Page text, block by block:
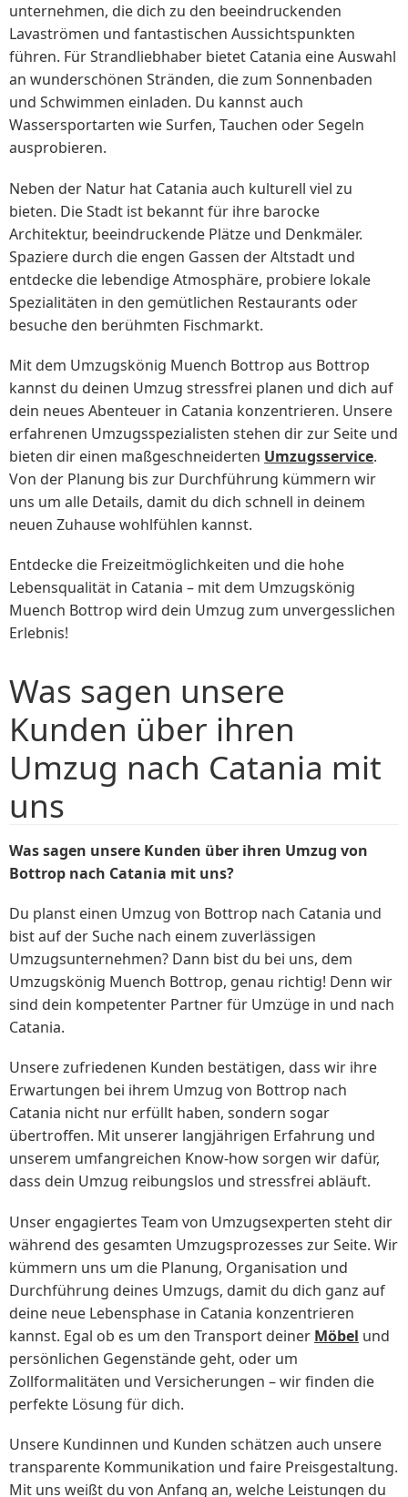
unternehmen, die dich zu den beeindruckenden
Lavaströmen und fantastischen Aussichtspunkten
führen. Für Strandliebhaber bietet Catania eine Auswahl
an wunderschönen Stränden, die zum Sonnenbaden
und Schwimmen einladen. Du kannst auch
Wassersportarten wie Surfen, Tauchen oder Segeln
ausprobieren.
Neben der Natur hat Catania auch kulturell viel zu
bieten. Die Stadt ist bekannt für ihre barocke
Architektur, beeindruckende Plätze und Denkmäler.
Spaziere durch die engen Gassen der Altstadt und
entdecke die lebendige Atmosphäre, probiere lokale
Spezialitäten in den gemütlichen Restaurants oder
besuche den berühmten Fischmarkt.
Mit dem Umzugskönig Muench Bottrop aus Bottrop
kannst du deinen Umzug stressfrei planen und dich auf
dein neues Abenteuer in Catania konzentrieren. Unsere
erfahrenen Umzugsspezialisten stehen dir zur Seite und
bieten dir einen maßgeschneiderten Umzugsservice.
Von der Planung bis zur Durchführung kümmern wir
uns um alle Details, damit du dich schnell in deinem
neuen Zuhause wohlfühlen kannst.
Entdecke die Freizeitmöglichkeiten und die hohe
Lebensqualität in Catania – mit dem Umzugskönig
Muench Bottrop wird dein Umzug zum unvergesslichen
Erlebnis!
Was sagen unsere
Kunden über ihren
Umzug nach Catania mit
uns
Was sagen unsere Kunden über ihren Umzug von
Bottrop nach Catania mit uns?
Du planst einen Umzug von Bottrop nach Catania und
bist auf der Suche nach einem zuverlässigen
Umzugsunternehmen? Dann bist du bei uns, dem
Umzugskönig Muench Bottrop, genau richtig! Denn wir
sind dein kompetenter Partner für Umzüge in und nach
Catania.
Unsere zufriedenen Kunden bestätigen, dass wir ihre
Erwartungen bei ihrem Umzug von Bottrop nach
Catania nicht nur erfüllt haben, sondern sogar
übertroffen. Mit unserer langjährigen Erfahrung und
unserem umfangreichen Know-how sorgen wir dafür,
dass dein Umzug reibungslos und stressfrei abläuft.
Unser engagiertes Team von Umzugsexperten steht dir
während des gesamten Umzugsprozesses zur Seite. Wir
kümmern uns um die Planung, Organisation und
Durchführung deines Umzugs, damit du dich ganz auf
deine neue Lebensphase in Catania konzentrieren
kannst. Egal ob es um den Transport deiner Möbel und
persönlichen Gegenstände geht, oder um
Zollformalitäten und Versicherungen – wir finden die
perfekte Lösung für dich.
Unsere Kundinnen und Kunden schätzen auch unsere
transparente Kommunikation und faire Preisgestaltung.
Mit uns weißt du von Anfang an, welche Leistungen du